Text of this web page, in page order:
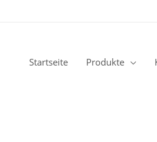
Startseite Produkte